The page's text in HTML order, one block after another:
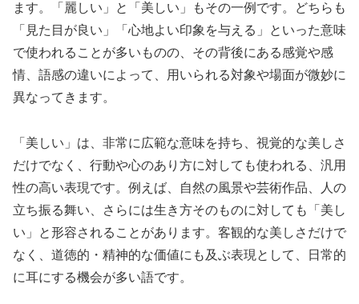
ます。「麗しい」と「美しい」もその一例です。どちらも
「見た目が良い」「心地よい印象を与える」といった意味
で使われることが多いものの、その背後にある感覚や感
情、語感の違いによって、用いられる対象や場面が微妙に
異なってきます。
「美しい」は、非常に広範な意味を持ち、視覚的な美しさ
だけでなく、行動や心のあり方に対しても使われる、汎用
性の高い表現です。例えば、自然の風景や芸術作品、人の
立ち振る舞い、さらには生き方そのものに対しても「美し
い」と形容されることがあります。客観的な美しさだけで
なく、道徳的・精神的な価値にも及ぶ表現として、日常的
に耳にする機会が多い語です。